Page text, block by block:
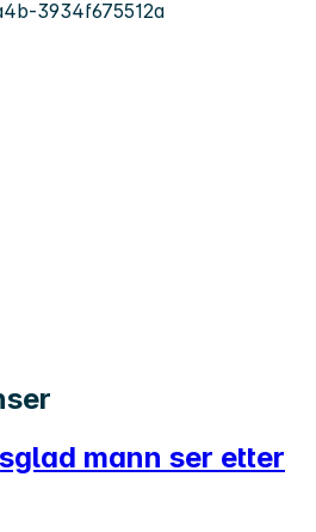
3934f675512a
mann ser etter